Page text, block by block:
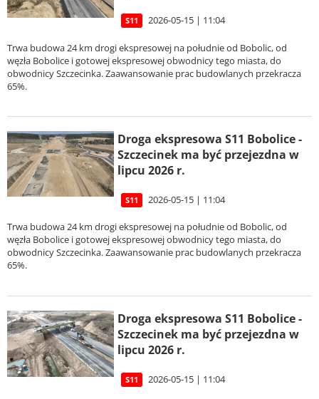
S11 2026-05-15 | 11:04
Trwa budowa 24 km drogi ekspresowej na południe od Bobolic, od
węzła Bobolice i gotowej ekspresowej obwodnicy tego miasta, do
obwodnicy Szczecinka. Zaawansowanie prac budowlanych przekracza
65%.
Droga ekspresowa S11 Bobolice -
Szczecinek ma być przejezdna w
lipcu 2026 r.
S11 2026-05-15 | 11:04
Trwa budowa 24 km drogi ekspresowej na południe od Bobolic, od
węzła Bobolice i gotowej ekspresowej obwodnicy tego miasta, do
obwodnicy Szczecinka. Zaawansowanie prac budowlanych przekracza
65%.
Droga ekspresowa S11 Bobolice -
Szczecinek ma być przejezdna w
lipcu 2026 r.
S11 2026-05-15 | 11:04